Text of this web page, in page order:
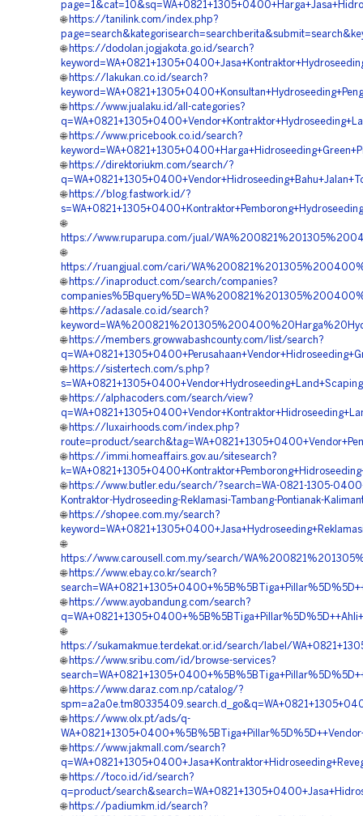
🌐 https://tanilink.com/index.php?
🌐 https://dodolan.jogjakota.go.id/search?
🌐 https://lakukan.co.id/search?
🌐 https://www.jualaku.id/all-categories?
🌐 https://www.pricebook.co.id/search?
🌐 https://direktoriukm.com/search/?
🌐 https://blog.fastwork.id/?
🌐
https://www.ruparupa.com/jual/
🌐
https://ruangjual.com/cari/
🌐 https://inaproduct.com/search/companies?
🌐 https://adasale.co.id/search?
🌐 https://members.growwabashcounty.com/list/search?
🌐 https://sistertech.com/s.php?
🌐 https://alphacoders.com/search/view?
🌐 https://luxairhoods.com/index.php?
route=product/
🌐 https://immi.homeaffairs.gov.au/sitesearch?
🌐 https://www.butler.edu/search/?search=WA-0821-1305-
Kontraktor-Hydroseeding-Reklamasi-Tambang-Pontianak-
🌐 https://shopee.com.my/search?
🌐
https://www.carousell.com.my/search/
🌐 https://www.ebay.co.kr/search?
🌐 https://www.ayobandung.com/search?
🌐
https://sukamakmue.terdekat.or.id/search/label/
🌐 https://www.sribu.com/id/browse-services?
🌐 https://www.daraz.com.np/catalog/?
🌐 https://www.olx.pt/ads/q-
🌐 https://www.jakmall.com/search?
🌐 https://toco.id/id/search?
q=product/
🌐 https://padiumkm.id/search?